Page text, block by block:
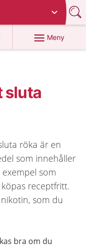
Meny
sluta
röka är en
som innehåller
som
receptfritt.
som du
bra om du